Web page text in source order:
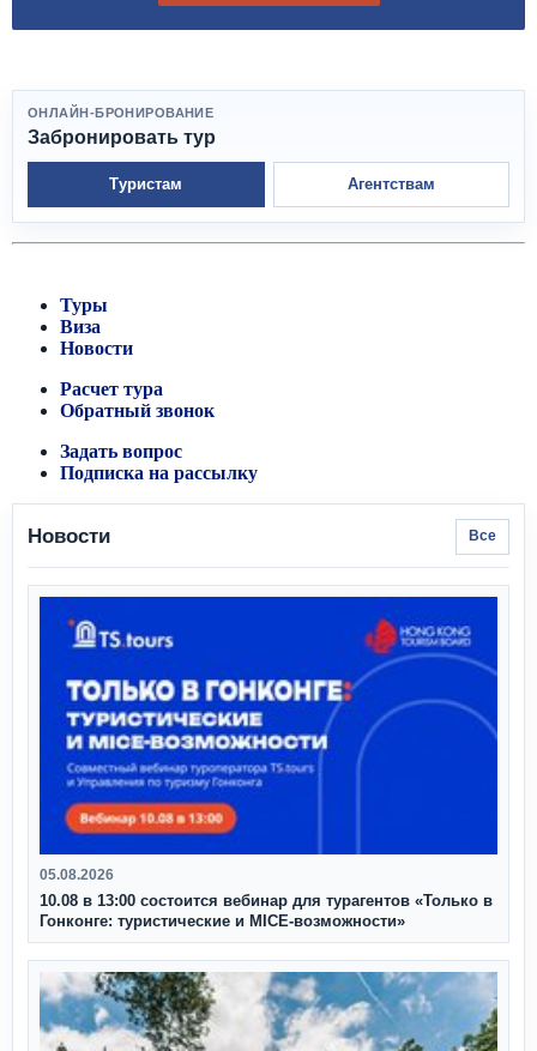
ОНЛАЙН-БРОНИРОВАНИЕ
Забронировать тур
Туристам Агентствам
Туры
Виза
Новости
Расчет тура
Обратный звонок
Задать вопрос
Подписка на рассылку
Новости Все
05.08.2026
10.08 в 13:00 состоится вебинар для турагентов «Только в
Гонконге: туристические и MICE-возможности»